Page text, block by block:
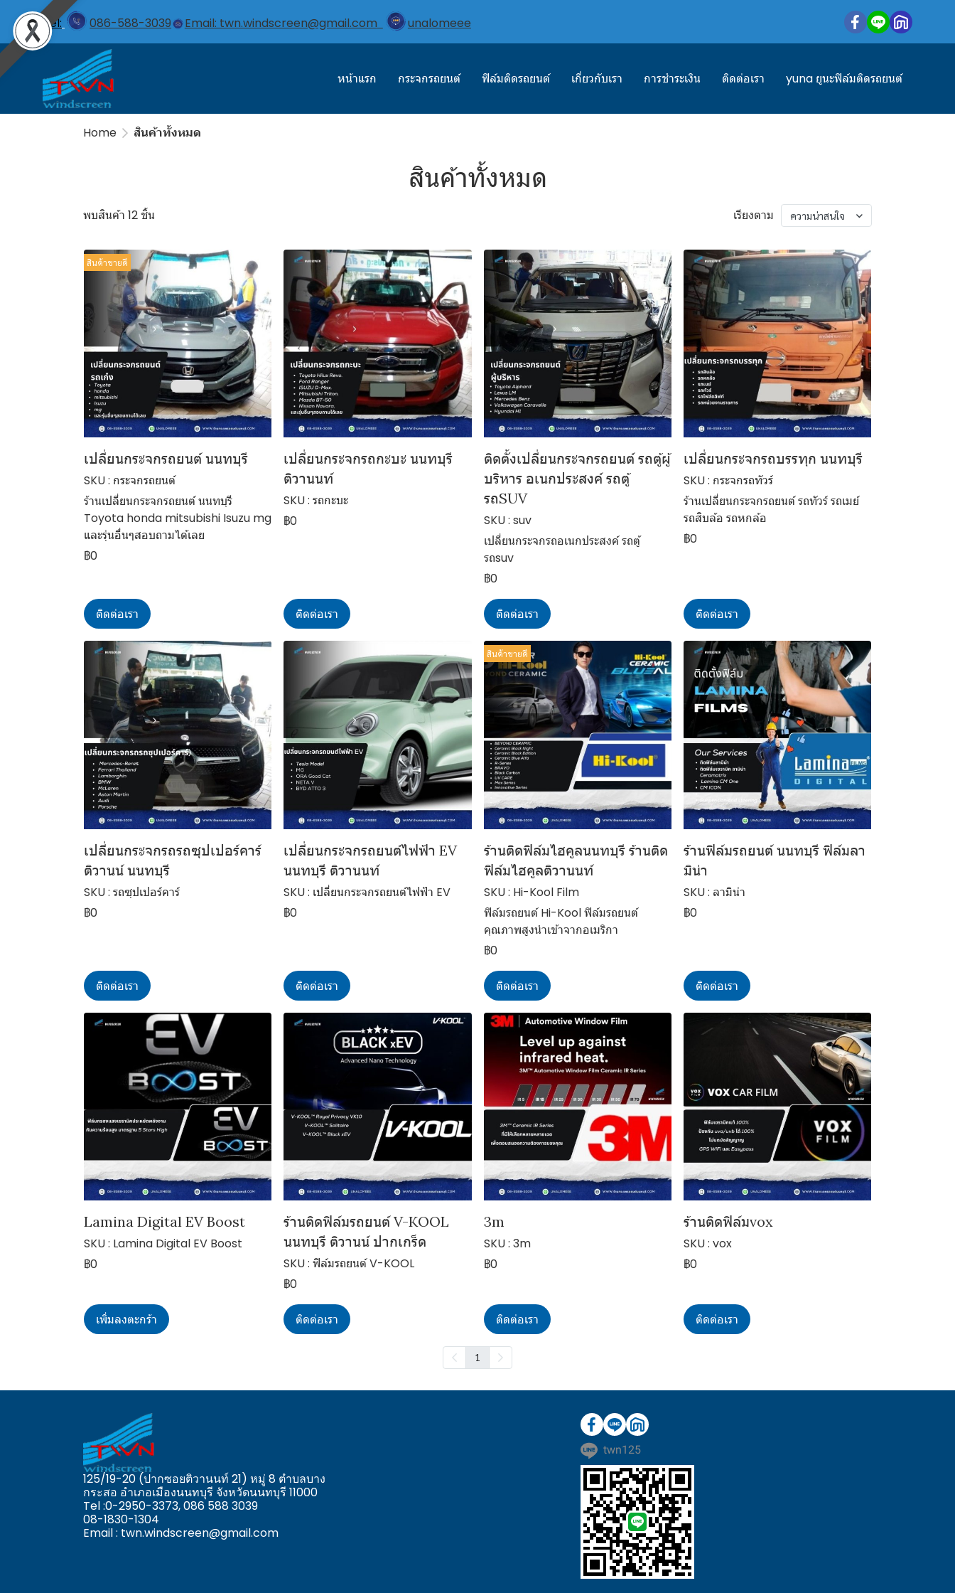
Tel: 086-588-3039 Email: twn.windscreen@gmail.com unalomeee
หน้าแรก กระจกรถยนต์ ฟิล์มติดรถยนต์ เกี่ยวกับเรา การชำระเงิน ติดต่อเรา yuna ยูนะฟิล์มติดรถยนต์
Home สินค้าทั้งหมด
สินค้าทั้งหมด
พบสินค้า 12 ชิ้น เรียงตาม ความน่าสนใจ
สินค้าขายดี
เปลี่ยนกระจกรถยนต์ นนทบุรี
SKU : กระจกรถยนต์
ร้านเปลี่ยนกระจกรถยนต์ นนทบุรี
Toyota honda mitsubishi Isuzu mg
และรุ่นอื่นๆสอบถามได้เลย
฿0
ติดต่อเรา
เปลี่ยนกระจกรถกะบะ นนทบุรี
ติวานนท์
SKU : รถกะบะ
฿0
ติดต่อเรา
ติดตั้งเปลี่ยนกระจกรถยนต์ รถตู้ผู้
บริหาร อเนกประสงค์ รถตู้
รถSUV
SKU : suv
เปลี่ยนกระจกรถอเนกประสงค์ รถตู้
รถsuv
฿0
ติดต่อเรา
เปลี่ยนกระจกรถบรรทุก นนทบุรี
SKU : กระจกรถทัวร์
ร้านเปลี่ยนกระจกรถยนต์ รถทัวร์ รถเมย์
รถสิบล้อ รถหกล้อ
฿0
ติดต่อเรา
เปลี่ยนกระจกรถรถซุปเปอร์คาร์
ติวานน์ นนทบุรี
SKU : รถซุปเปอร์คาร์
฿0
ติดต่อเรา
เปลี่ยนกระจกรถยนต์ไฟฟ้า EV
นนทบุรี ติวานนท์
SKU : เปลี่ยนกระจกรถยนต์ไฟฟ้า EV
฿0
ติดต่อเรา
สินค้าขายดี
ร้านติดฟิล์มไฮคูลนนทบุรี ร้านติด
ฟิล์มไฮคูลติวานนท์
SKU : Hi-Kool Film
ฟิล์มรถยนต์ Hi-Kool ฟิล์มรถยนต์
คุณภาพสูงนำเข้าจากอเมริกา
฿0
ติดต่อเรา
ร้านฟิล์มรถยนต์ นนทบุรี ฟิล์มลา
มิน่า
SKU : ลามิน่า
฿0
ติดต่อเรา
Lamina Digital EV Boost
SKU : Lamina Digital EV Boost
฿0
เพิ่มลงตะกร้า
ร้านติดฟิล์มรถยนต์ V-KOOL
นนทบุรี ติวานน์ ปากเกร็ด
SKU : ฟิล์มรถยนต์ V-KOOL
฿0
ติดต่อเรา
3m
SKU : 3m
฿0
ติดต่อเรา
ร้านติดฟิล์มvox
SKU : vox
฿0
ติดต่อเรา
1
125/19-20 (ปากซอยติวานนท์ 21) หมู่ 8 ตำบลบาง
กระสอ อำเภอเมืองนนทบุรี จังหวัดนนทบุรี 11000
Tel :0-2950-3373,086 588 3039
08-1830-1304
Email : twn.windscreen@gmail.com
twn125